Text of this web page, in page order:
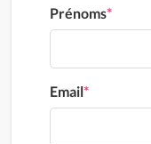
Prénoms*
Email*